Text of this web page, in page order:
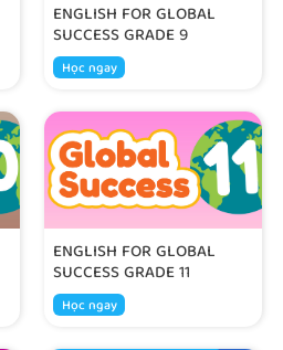
ENGLISH FOR GLOBAL
SUCCESS GRADE 9
Học ngay
ENGLISH FOR GLOBAL
SUCCESS GRADE 11
Học ngay